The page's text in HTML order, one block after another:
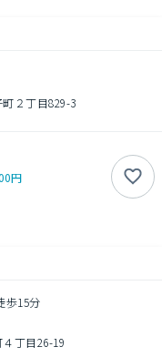
２丁目829-3
円
歩15分
丁目26-19